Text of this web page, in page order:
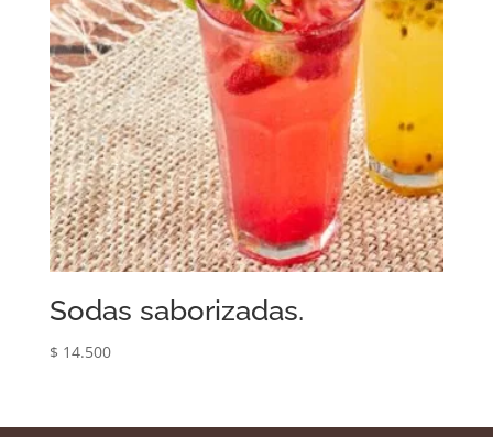
Sodas saborizadas.
$ 14.500